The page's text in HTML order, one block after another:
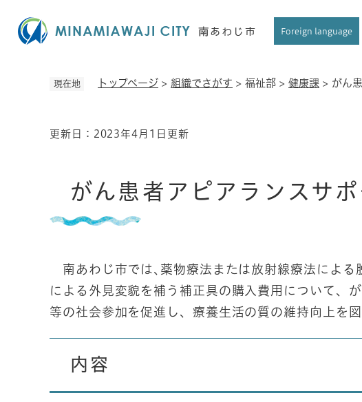
Foreign language
現在地 トップページ > 組織でさがす > 福祉部 > 健康課 > がん
本
更新日：2023年4月1日更新
がん患者アピアランスサ
南あわじ市では､薬物療法または放射線療法による
による外見変貌を補う補正具の購入費用について、
等の社会参加を促進し、療養生活の質の維持向上を
内容